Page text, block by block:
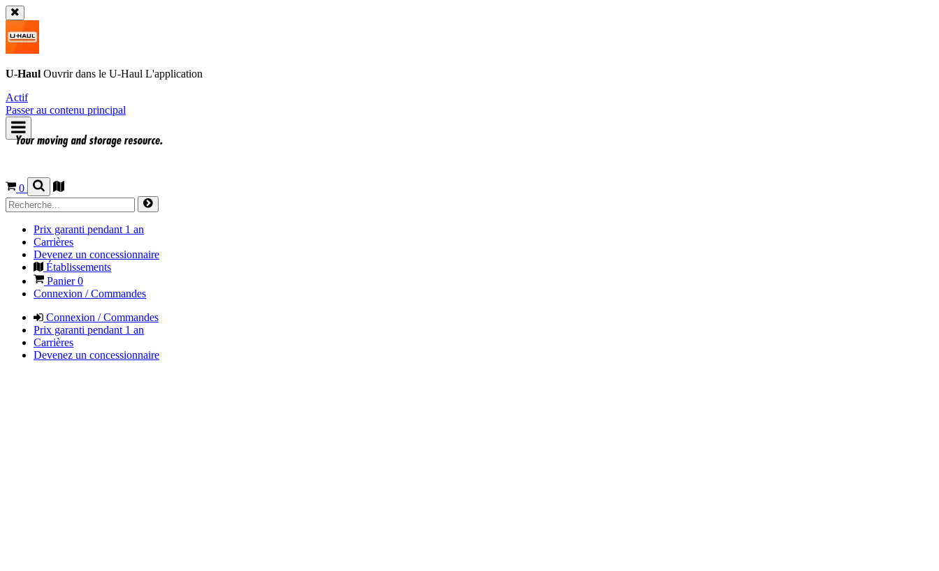
U-Haul Ouvrir dans le U-Haul L'application
Actif
Passer au contenu principal
0
Prix garanti pendant 1 an
Carrières
Devenez un concessionnaire
Établissements
Panier0
Connexion / Commandes
Connexion / Commandes
Prix garanti pendant 1 an
Carrières
Devenez un concessionnaire